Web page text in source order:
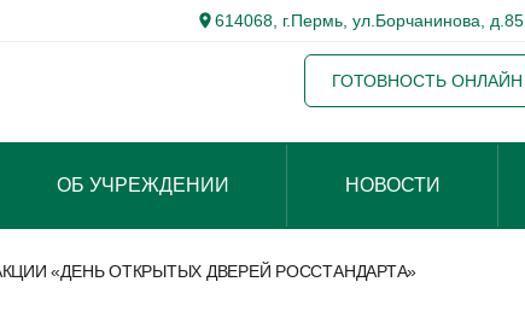
614068, г.Пермь, ул.Борчанинова, д.85
ГОТОВНОСТЬ ОНЛАЙН
ОБ УЧРЕЖДЕНИИ НОВОСТИ
«ДЕНЬ ОТКРЫТЫХ ДВЕРЕЙ РОССТАНДАРТА»